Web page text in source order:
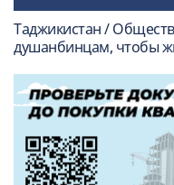
Таджикистан /
душанбинцам, чтобы